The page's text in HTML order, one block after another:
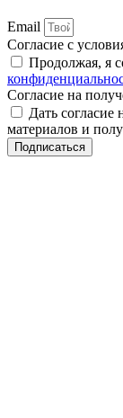
Email
Согласие с
Продолжая, я
Согласие на
Дать
материалов и
Подписаться